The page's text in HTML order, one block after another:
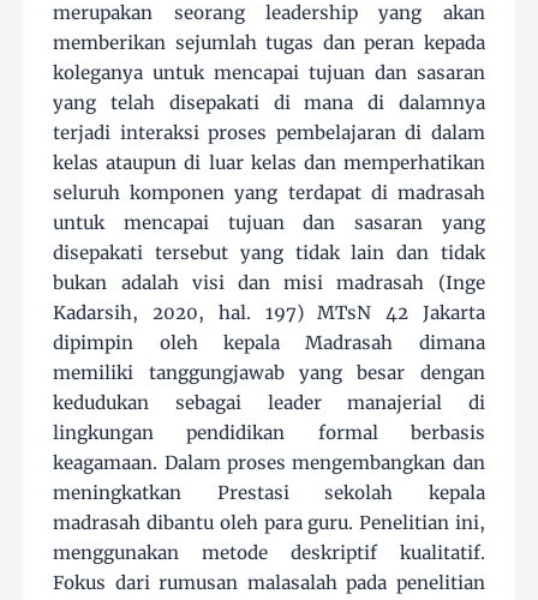
merupakan seorang leadership yang akan
memberikan sejumlah tugas dan peran kepada
koleganya untuk mencapai tujuan dan sasaran
yang telah disepakati di mana di dalamnya
terjadi interaksi proses pembelajaran di dalam
kelas ataupun di luar kelas dan memperhatikan
seluruh komponen yang terdapat di madrasah
untuk mencapai tujuan dan sasaran yang
disepakati tersebut yang tidak lain dan tidak
bukan adalah visi dan misi madrasah (Inge
Kadarsih, 2020, hal. 197) MTsN 42 Jakarta
dipimpin oleh kepala Madrasah dimana
memiliki tanggungjawab yang besar dengan
kedudukan sebagai leader manajerial di
lingkungan pendidikan formal berbasis
keagamaan. Dalam proses mengembangkan dan
meningkatkan Prestasi sekolah kepala
madrasah dibantu oleh para guru. Penelitian ini,
menggunakan metode deskriptif kualitatif.
Fokus dari rumusan malasalah pada penelitian